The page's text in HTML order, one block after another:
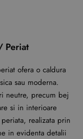
Periat
ofera o caldura
sau moderna.
neutre, precum bej
si in interioare
realizata prin
in evidenta detalii